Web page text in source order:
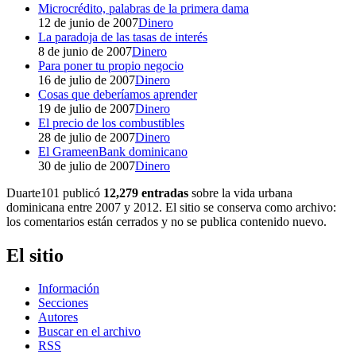
Microcrédito, palabras de la primera dama
12 de junio de 2007Dinero
La paradoja de las tasas de interés
8 de junio de 2007Dinero
Para poner tu propio negocio
16 de julio de 2007Dinero
Cosas que deberíamos aprender
19 de julio de 2007Dinero
El precio de los combustibles
28 de julio de 2007Dinero
El GrameenBank dominicano
30 de julio de 2007Dinero
Duarte101 publicó 12,279 entradas sobre la vida urbana
dominicana entre 2007 y 2012. El sitio se conserva como archivo:
los comentarios están cerrados y no se publica contenido nuevo.
El sitio
Información
Secciones
Autores
Buscar en el archivo
RSS